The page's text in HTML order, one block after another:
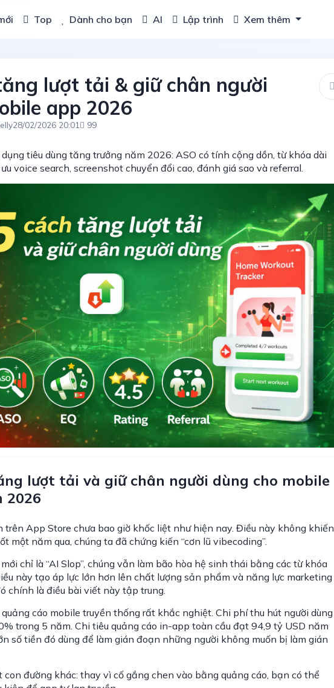
Top Dành cho bạn AI Lập trình Xem thêm
lượt tải & giữ chân người
app 2026
28/02/2026 20:01 99
tiêu dùng tăng trưởng năm 2026: ASO có tính cộng dồn, từ khóa dài
voice search, screenshot chuyển đổi cao, đánh giá sao và referral.
lượt tải và giữ chân người dùng cho mobile
2026
trên App Store chưa bao giờ khốc liệt như hiện nay. Điều này không khiến
một năm qua, chúng ta đã chứng kiến “cơn lũ vibecoding”.
chỉ là “AI Slop”, chúng vẫn làm bão hòa hệ sinh thái bằng các từ khóa
này tạo áp lực lớn hơn lên chất lượng sản phẩm và năng lực marketing
chính là điều bài viết này tập trung.
quảng cáo mobile truyền thống rất khắc nghiệt. Chi phí thu hút người dùng
trong 5 năm. Chi tiêu quảng cáo in-app toàn cầu đạt 94,9 tỷ USD năm
số tiền đó dùng để làm gián đoạn những người không muốn bị làm gián
con đường khác: thay vì cố gắng chen vào bằng quảng cáo, bạn có thể